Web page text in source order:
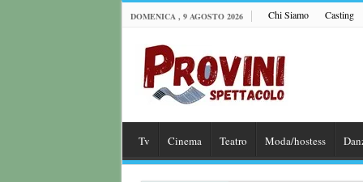
DOMENICA , 9 AGOSTO 2026 Chi Siamo Casting
Tv Cinema Teatro Moda/hostess